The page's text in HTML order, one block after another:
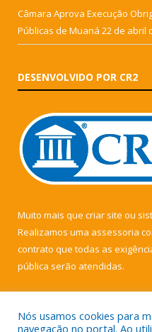
Câmara Aprova Execução
Públicas de Muaná 22 de abril
DESENVOLVIDO POR CR2
Muito mais que criar site ou
Realizamos uma assessoria
contrato que todas as
pública serão atendidas.
Nós usamos cookies para
navegação no portal. Ao